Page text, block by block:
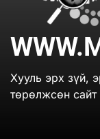
Хууль эрх зүй,
төрөлжсөн сайт